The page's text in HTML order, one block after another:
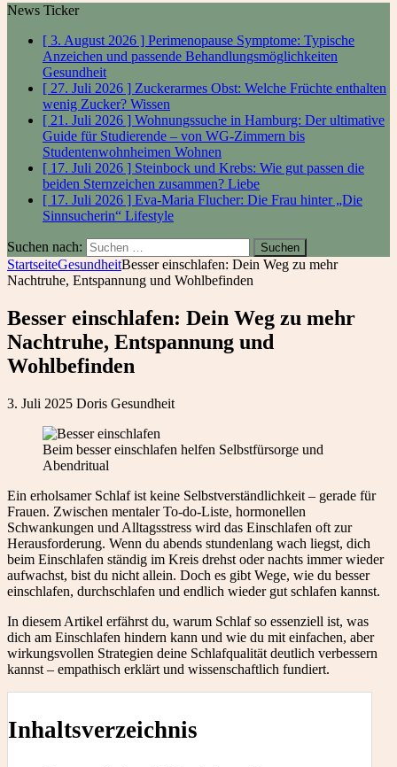
News Ticker
[ 3. August 2026 ] Perimenopause Symptome: Typische
Anzeichen und passende Behandlungsmöglichkeiten
Gesundheit
[ 27. Juli 2026 ] Zuckerarmes Obst: Welche Früchte enthalten
wenig Zucker? Wissen
[ 21. Juli 2026 ] Wohnungssuche in Hamburg: Der ultimative
Guide für Studierende – von WG-Zimmern bis
Studentenwohnheimen Wohnen
[ 17. Juli 2026 ] Steinbock und Krebs: Wie gut passen die
beiden Sternzeichen zusammen? Liebe
[ 17. Juli 2026 ] Eva-Maria Flucher: Die Frau hinter „Die
Sinnsucherin“ Lifestyle
Suchen nach:
StartseiteGesundheitBesser einschlafen: Dein Weg zu mehr
Nachtruhe, Entspannung und Wohlbefinden
Besser einschlafen: Dein Weg zu mehr
Nachtruhe, Entspannung und
Wohlbefinden
3. Juli 2025 Doris Gesundheit
Beim besser einschlafen helfen Selbstfürsorge und
Abendritual
Ein erholsamer Schlaf ist keine Selbstverständlichkeit – gerade für
Frauen. Zwischen mentaler To-do-Liste, hormonellen
Schwankungen und Alltagsstress wird das Einschlafen oft zur
Herausforderung. Wenn du abends stundenlang wach liegst, dich
beim Einschlafen ständig im Kreis drehst oder nachts immer wieder
aufwachst, bist du nicht allein. Doch es gibt Wege, wie du besser
einschlafen, durchschlafen und endlich wieder gut schlafen kannst.
In diesem Artikel erfährst du, warum Schlaf so essenziell ist, was
dich am Einschlafen hindern kann und wie du mit einfachen, aber
wirkungsvollen Strategien deine Schlafqualität deutlich verbessern
kannst – empathisch erklärt und wissenschaftlich fundiert.
Inhaltsverzeichnis